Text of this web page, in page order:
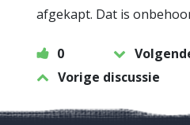
afgekapt. Dat is
0
Vorige discussie